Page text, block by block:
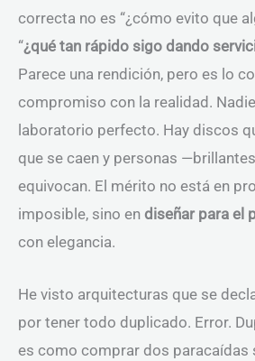
correcta no es “¿cómo evito que
“¿qué tan rápido sigo dando
Parece una rendición, pero es lo
compromiso con la realidad.
laboratorio perfecto. Hay discos
que se caen y personas
equivocan. El mérito no está en
imposible, sino en diseñar para el
con elegancia.
He visto arquitecturas que se
por tener todo duplicado. Error.
es como comprar dos paracaídas